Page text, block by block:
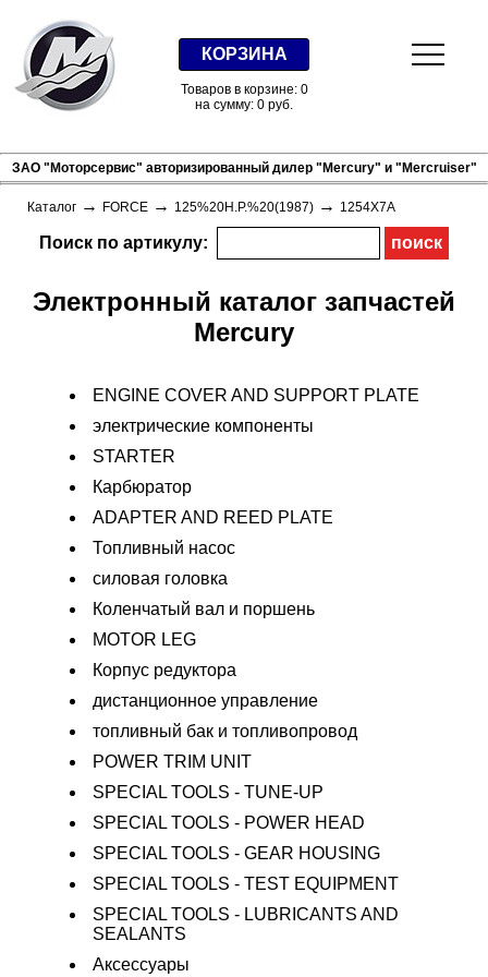
КОРЗИНА
Товаров в корзине: 0
на сумму: 0 руб.
ЗАО "Моторсервис" авторизированный дилер "Mercury" и "Mercruiser"
Каталог → FORCE → 125%20H.P.%20(1987) → 1254X7A
Поиск по артикулу:
Электронный каталог запчастей
Mercury
ENGINE COVER AND SUPPORT PLATE
электрические компоненты
STARTER
Карбюратор
ADAPTER AND REED PLATE
Топливный насос
силовая головка
Коленчатый вал и поршень
MOTOR LEG
Корпус редуктора
дистанционное управление
топливный бак и топливопровод
POWER TRIM UNIT
SPECIAL TOOLS - TUNE-UP
SPECIAL TOOLS - POWER HEAD
SPECIAL TOOLS - GEAR HOUSING
SPECIAL TOOLS - TEST EQUIPMENT
SPECIAL TOOLS - LUBRICANTS AND
SEALANTS
Аксессуары